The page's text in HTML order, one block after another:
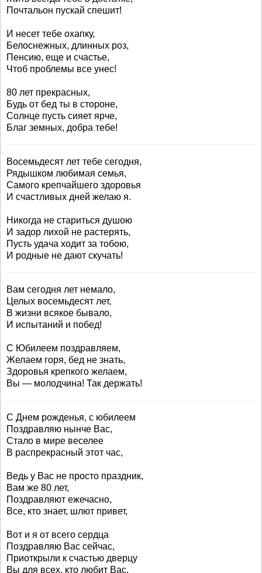
Почтальон пускай спешит!
И несет тебе охапку,
Белоснежных, длинных роз,
Пенсию, еще и счастье,
Чтоб проблемы все унес!
80 лет прекрасных,
Будь от бед ты в стороне,
Солнце пусть сияет ярче,
Благ земных, добра тебе!
Восемьдесят лет тебе сегодня,
Рядышком любимая семья,
Самого крепчайшего здоровья
И счастливых дней желаю я.
Никогда не стариться душою
И задор лихой не растерять,
Пусть удача ходит за тобою,
И родные не дают скучать!
Вам сегодня лет немало,
Целых восемьдесят лет,
В жизни всякое бывало,
И испытаний и побед!
С Юбилеем поздравляем,
Желаем горя, бед не знать,
Здоровья крепкого желаем,
Вы — молодчина! Так держать!
С Днем рожденья, с юбилеем
Поздравляю нынче Вас,
Стало в мире веселее
В распрекрасный этот час,
Ведь у Вас не просто праздник,
Вам же 80 лет,
Поздравляют ежечасно,
Все, кто знает, шлют привет,
Вот и я от всего сердца
Поздравляю Вас сейчас,
Приоткрыли к счастью дверцу
Вы для всех, кто любит Вас,